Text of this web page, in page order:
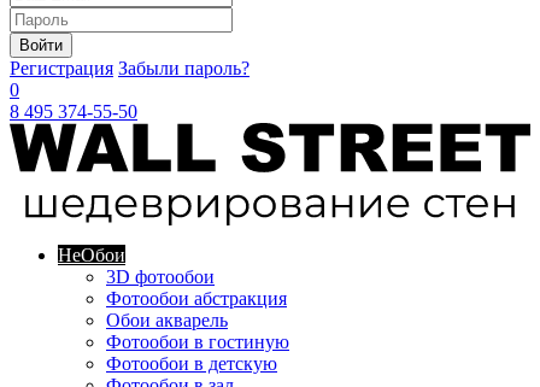
Войти
Регистрация Забыли пароль?
0
8 495 374-55-50
НеОбои
3D фотообои
Фотообои абстракция
Обои акварель
Фотообои в гостиную
Фотообои в детскую